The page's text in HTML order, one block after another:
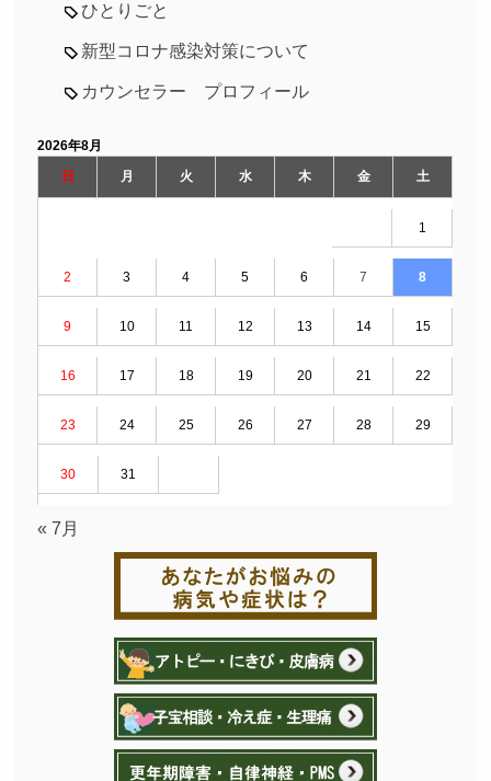
ひとりごと
新型コロナ感染対策について
カウンセラー プロフィール
2026年8月
日
月 火 水 木 金 土
1
2 3 4 5 6 7 8
9 10 11 12 13 14 15
16 17 18 19 20 21 22
23 24 25 26 27 28 29
30 31
« 7月